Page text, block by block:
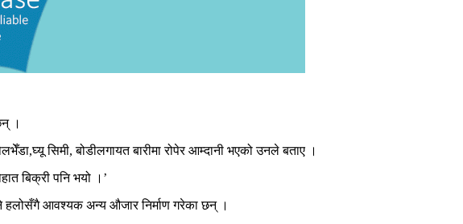
।
सिमी, बोडीलगायत बारीमा रोपेर आम्दानी भएको उनले बताए ।
बिक्री पनि भयो ।’
हलोसँगै आवश्यक अन्य औजार निर्माण गरेका छन् ।